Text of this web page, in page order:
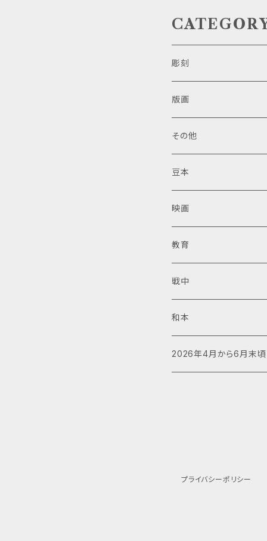
彫刻
版画
その他
豆本
映画
教育
戦中
和本
2026年4月から6月末頃
プライバシーポリシー